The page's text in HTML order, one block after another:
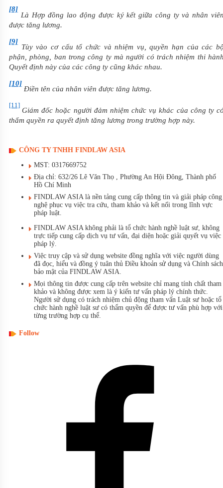
[8]
Là Hợp đồng lao động được ký kết giữa công ty và nhân
được tăng lương.
[9]
Tùy vào cơ cấu tổ chức và nhiệm vụ, quyền hạn của các
phận, phòng, ban trong công ty mà người có trách nhiệm thi
Quyết định này của các công ty cũng khác nhau.
[10]
Điền tên của nhân viên được tăng lương.
[11]
Giám đốc hoặc người đảm nhiệm chức vụ khác của công ty
thẩm quyền ra quyết định tăng lương trong trường hợp này.
CÔNG TY TNHH FINDLAW ASIA
MST: 0317669752
Địa chỉ: 632/26 Lê Văn Thọ , Phường An Hội Đông, Thành phố
Hồ Chí Minh
FINDLAW ASIA là nền tảng cung cấp thông tin và giải pháp công
nghệ phục vụ việc tra cứu, tham khảo và kết nối trong lĩnh vực
pháp luật.
FINDLAW ASIA không phải là tổ chức hành nghề luật sư, không
trực tiếp cung cấp dịch vụ tư vấn, đại diện hoặc giải quyết vụ việc
pháp lý.
Việc truy cập và sử dụng website đồng nghĩa với việc người dùng
đã đọc, hiểu và đồng ý tuân thủ Điều khoản sử dụng và Chính sách
bảo mật của FINDLAW ASIA.
Mọi thông tin được cung cấp trên website chỉ mang tính chất tham
khảo và không được xem là ý kiến tư vấn pháp lý chính thức.
Người sử dụng có trách nhiệm chủ động tham vấn Luật sư hoặc tổ
chức hành nghề luật sư có thẩm quyền để được tư vấn phù hợp với
từng trường hợp cụ thể.
Follow